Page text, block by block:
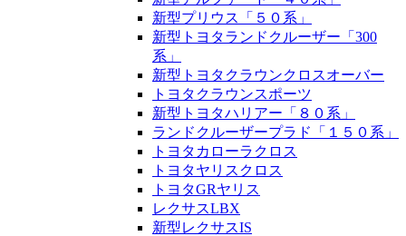
新型プリウス「５０系」
新型トヨタランドクルーザー「300
系」
新型トヨタクラウンクロスオーバー
トヨタクラウンスポーツ
新型トヨタハリアー「８０系」
ランドクルーザープラド「１５０系」
トヨタカローラクロス
トヨタヤリスクロス
トヨタGRヤリス
レクサスLBX
新型レクサスIS